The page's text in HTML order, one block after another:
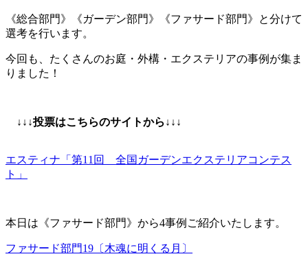
《総合部門》《ガーデン部門》《ファサード部門》と分けて
選考を行います。
今回も、たくさんのお庭・外構・エクステリアの事例が集ま
りました！
↓↓↓投票はこちらのサイトから↓↓↓
エスティナ「第11回 全国ガーデンエクステリアコンテス
ト」
本日は《ファサード部門》から4事例ご紹介いたします。
ファサード部門19〔木魂に明くる月〕